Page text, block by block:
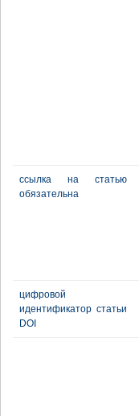
ссылка на статью
обязательна
цифровой
идентификатор статьи
DOI